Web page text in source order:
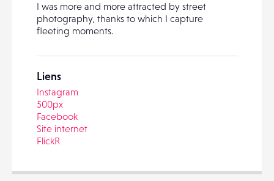
I was more and more attracted by street
photography, thanks to which I capture
fleeting moments.
Liens
Instagram
500px
Facebook
Site internet
FlickR